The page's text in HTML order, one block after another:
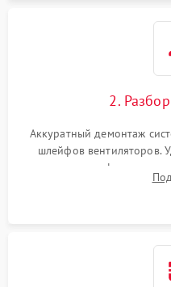
2.
Аккуратный демонтаж
шлейфов вентиляторов.
кристалла графического
памяти и зоны VRM.